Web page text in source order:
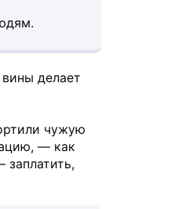
делает
чужую
— как